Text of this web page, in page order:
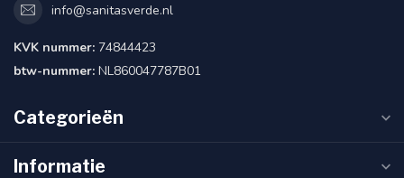
info@sanitasverde.nl
KVK nummer: 74844423
btw-nummer: NL860047787B01
Categorieën
Informatie